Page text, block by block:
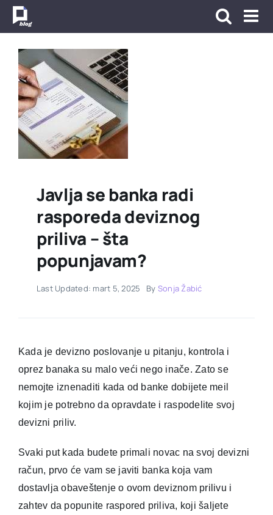
Skip
Javlja se banka radi
rasporeda deviznog
priliva – šta
popunjavam?
Last Updated: mart 5, 2025 By Sonja Žabić
Kada je devizno poslovanje u pitanju, kontrola i
oprez banaka su malo veći nego inače.Zato se
nemojte iznenaditi kada od banke dobijete meil
kojim je potrebno da opravdate i raspodelite svoj
devizni priliv.
Svaki put kada budete primali novac na svoj devizni
račun, prvo će vam se javiti banka koja vam
dostavlja obaveštenje o ovom deviznom prilivu i
zahtev da popunite raspored priliva, koji šaljete